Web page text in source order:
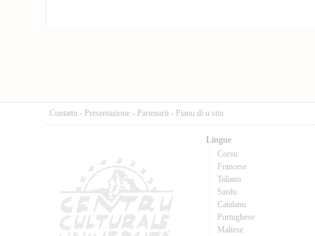
Cuntattu - Presentazione - Partenarii - Pianu di u situ
Lingue
Corsu
Francese
Talianu
Sardu
Catalanu
Purtughese
Maltese